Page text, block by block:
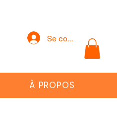
À PROPOS
Se connecter